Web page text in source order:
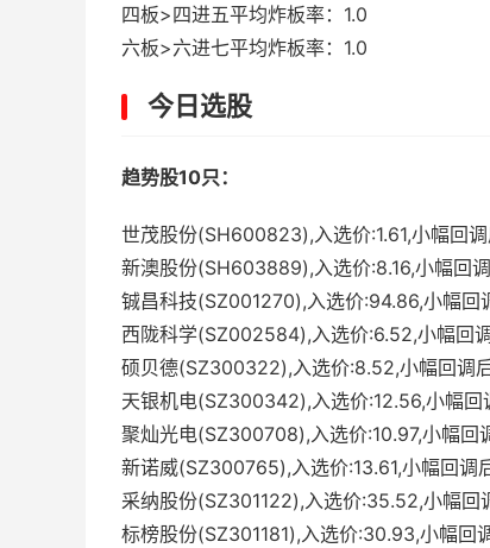
四板>四进五平均炸板率：1.0
六板>六进七平均炸板率：1.0
今日选股
趋势股10只：
世茂股份(SH600823),入选价:1.61,小幅回调
新澳股份(SH603889),入选价:8.16,小幅回调
铖昌科技(SZ001270),入选价:94.86,小幅回
西陇科学(SZ002584),入选价:6.52,小幅回调
硕贝德(SZ300322),入选价:8.52,小幅回调后
天银机电(SZ300342),入选价:12.56,小幅回
聚灿光电(SZ300708),入选价:10.97,小幅回
新诺威(SZ300765),入选价:13.61,小幅回调
采纳股份(SZ301122),入选价:35.52,小幅回
标榜股份(SZ301181),入选价:30.93,小幅回